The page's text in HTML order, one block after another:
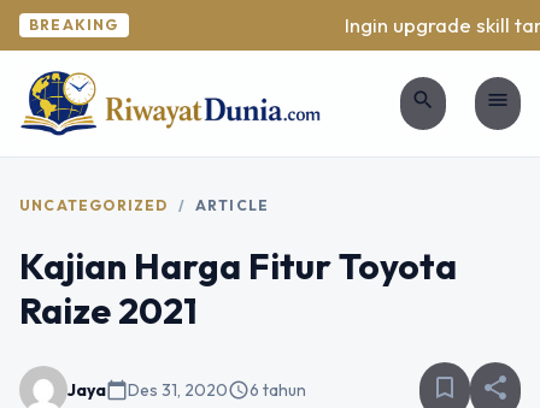
BREAKING Ingin upgrade skill
search menu
UNCATEGORIZED / ARTICLE
Kajian Harga Fitur Toyota
Raize 2021
Jayacalendar_todayDes 31, 2020schedule6 tahun bookmark_border share